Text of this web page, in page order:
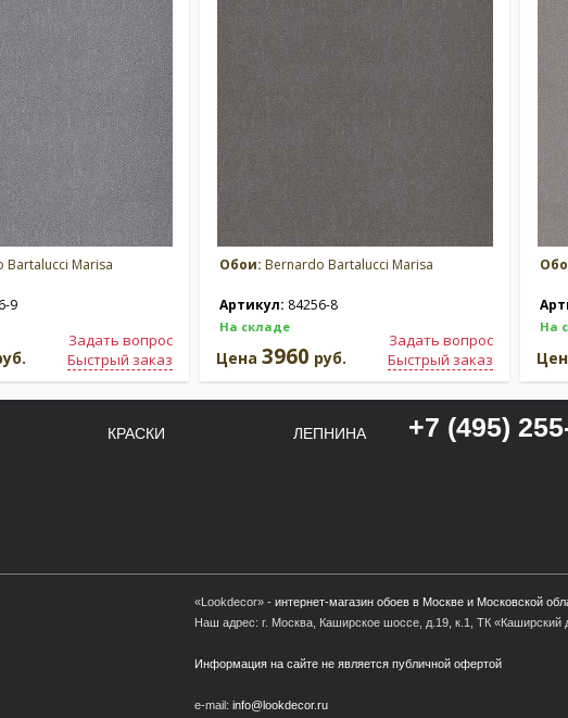
Bartalucci Marisa
9
Задать вопрос
Быстрый заказ
Обои: Bernardo Bartalucci Marisa
Артикул: 84256-8
На складе
Задать вопрос
Быстрый заказ
Цена 3960 руб.
На
КРАСКИ ЛЕПНИНА +7 (495)
«Lookdecor» - интернет-магазин обоев в Москве и Московской
Наш адрес: г. Москва, Каширское шоссе, д.19, к.1, ТК «Каширский
Информация на сайте не является публичной офертой
e-mail: info@lookdecor.ru